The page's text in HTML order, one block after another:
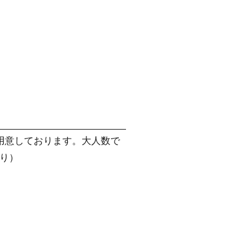
意しております。大人数で
）